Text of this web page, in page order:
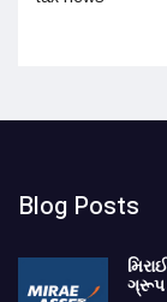
Blog Posts
ગ્રૂપ